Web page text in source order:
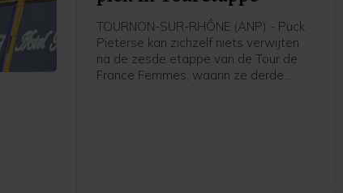
TOURNON-SUR-RHÔNE (ANP) - Puck
Pieterse kan zichzelf niets verwijten
na de zesde etappe van de Tour de
France Femmes, waarin ze derde